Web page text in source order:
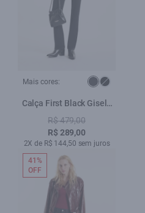
Mais cores:
Calça First Black Gisele
Reta Lav. 35 Amaciado
R$ 479,00
R$ 289,00
2X de R$ 144,50 sem juros
41%
OFF